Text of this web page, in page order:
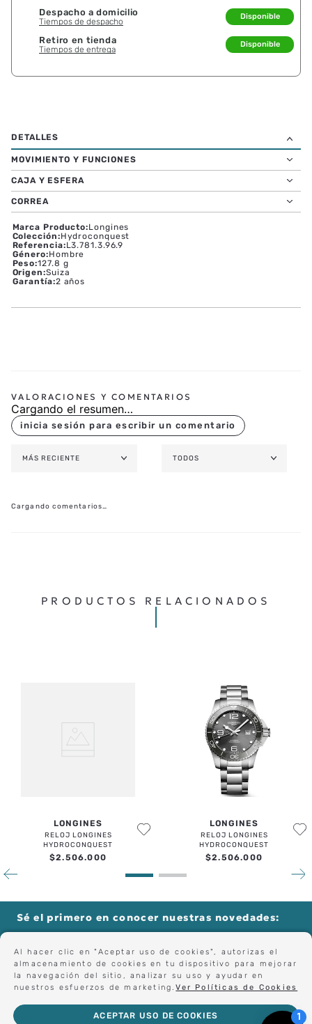
Al hacer clic en "Aceptar uso de cookies", autorizas el
almacenamiento de cookies en tu dispositivo para mejorar
la navegación del sitio, analizar su uso y ayudar en
nuestros esfuerzos de marketing.Ver Políticas de Cookies
ACEPTAR USO DE COOKIES
Despacho a domicilio
Tiempos de despacho
Disponible
Retiro en tienda
Tiempos de entrega
Disponible
MOVIMIENTO Y FUNCIONES
CAJA Y ESFERA
CORREA
Marca Producto:Longines
Colección:Hydroconquest
Referencia:L3.781.3.96.9
Género:Hombre
Peso:127.8 g
Origen:Suiza
Garantía:2 años
Cargando el resumen…
MÁS RECIENTE TODOS
Cargando comentarios…
PRODUCTOS RELACIONADOS
LONGINES
RELOJ LONGINES
HYDROCONQUEST
$2.506.000
LONGINES
RELOJ LONGINES
HYDROCONQUEST
$2.506.000
Sé el primero en conocer nuestras novedades:
Forma parte de nuestros clientes exclusivos.